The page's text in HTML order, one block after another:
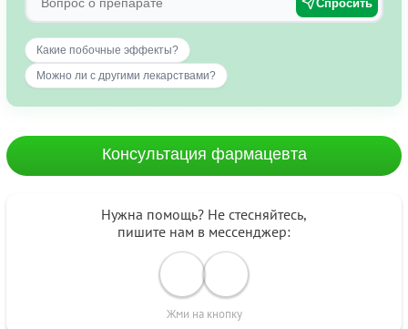
Спросить
Какие побочные эффекты?
Можно ли с другими лекарствами?
Консультация фармацевта
Нужна помощь? Не стесняйтесь,
пишите нам в мессенджер:
Жми на кнопку